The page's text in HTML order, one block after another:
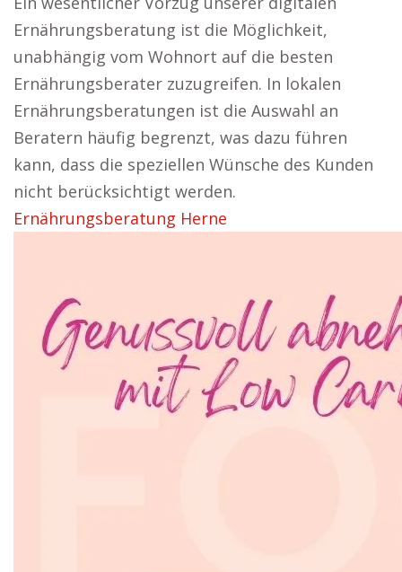
Ernährungsberatung ist die Möglichkeit,
unabhängig vom Wohnort auf die besten
Ernährungsberater zuzugreifen. In lokalen
Ernährungsberatungen ist die Auswahl an
Beratern häufig begrenzt, was dazu führen
kann, dass die speziellen Wünsche des Kunden
nicht berücksichtigt werden.
Ernährungsberatung Herne